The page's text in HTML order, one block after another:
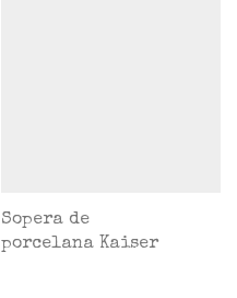
Sopera de
porcelana Kaiser